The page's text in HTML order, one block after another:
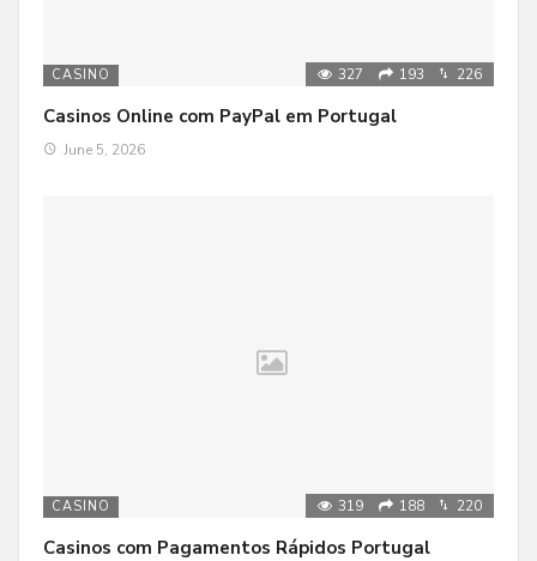
CASINO 327 193 226
Casinos Online com PayPal em Portugal
June 5, 2026
CASINO 319 188 220
Casinos com Pagamentos Rápidos Portugal